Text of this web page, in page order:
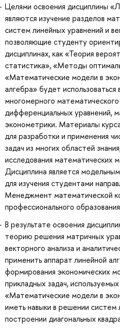
Целями освоения дисциплины
являются изучение разделов
систем линейных уравнений и
позволяющие студенту
дисциплинах, как «Теория
статистика», «Методы
«Математические модели в
алгебра» будет
многомерного математического
дифференциальных уравнений,
эконометрики. Материалы
для разработки и применения
задач из многих областей
исследования математических
Дисциплина является
для изучения студентами
Менеджмент математической
профессионального
В результате освоения
теорию решения матричных
векторного анализа и
применить аппарат линейной
формирования экономических
прикладных задач,
«Математические модели в
иметь навыки в решении систем
построении диагональных